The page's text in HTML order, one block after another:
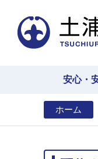
安心・
ホーム